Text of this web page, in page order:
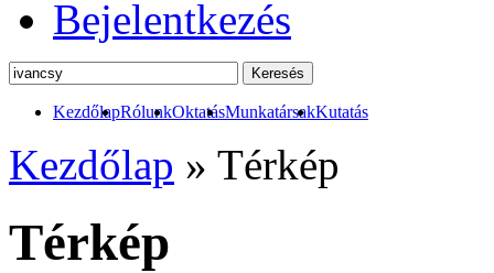
Bejelentkezés
KezdőlapRólunkOktatásMunkatársakKutatás
Kezdőlap » Térkép
Térkép